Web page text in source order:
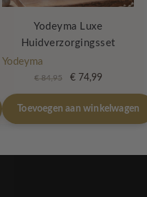
Yodeyma Luxe
Huidverzorgingsset
Yodeyma
€84,95
Oorspronkelijke
prijs
was:
€ 84,95.
€74,99Huidige
prijs
is:
€ 74,99.
Toevoegen aan winkelwagen